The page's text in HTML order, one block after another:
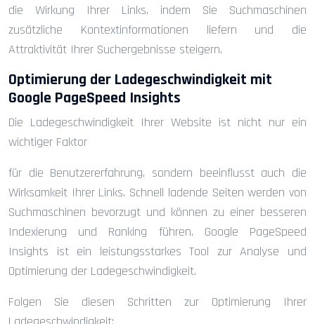
die Wirkung Ihrer Links, indem Sie Suchmaschinen
zusätzliche Kontextinformationen liefern und die
Attraktivität Ihrer Suchergebnisse steigern.
Optimierung der Ladegeschwindigkeit mit
Google PageSpeed Insights
Die Ladegeschwindigkeit Ihrer Website ist nicht nur ein
wichtiger Faktor
für die Benutzererfahrung, sondern beeinflusst auch die
Wirksamkeit Ihrer Links. Schnell ladende Seiten werden von
Suchmaschinen bevorzugt und können zu einer besseren
Indexierung und Ranking führen. Google PageSpeed
Insights ist ein leistungsstarkes Tool zur Analyse und
Optimierung der Ladegeschwindigkeit.
Folgen Sie diesen Schritten zur Optimierung Ihrer